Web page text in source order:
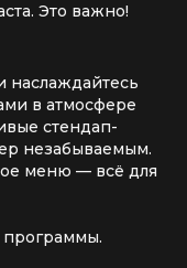
Это важно!
наслаждайтесь
в атмосфере
стендап-
незабываемым.
меню — всё для
программы.